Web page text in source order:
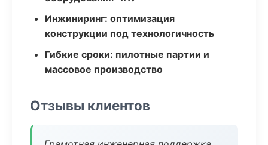
Инжиниринг: оптимизация
конструкции под технологичность
Гибкие сроки: пилотные партии и
массовое производство
Отзывы клиентов